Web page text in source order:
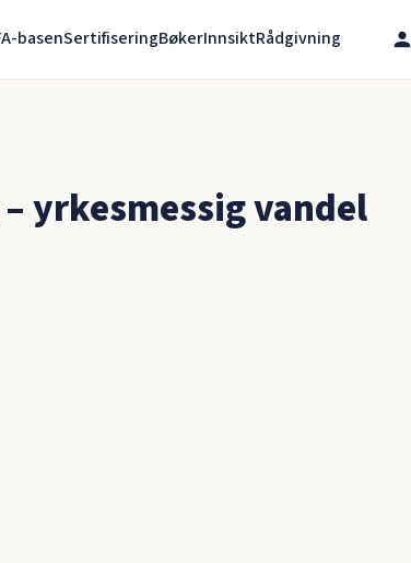
basenSertifiseringBøkerInnsiktRådgivning
yrkesmessig vandel